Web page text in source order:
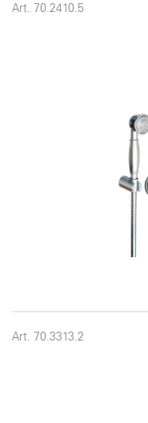
Art. 70.2410.5
Art. 70.3313.2